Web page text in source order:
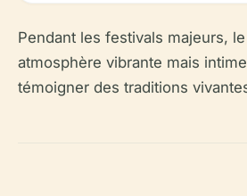
Pendant les festivals majeurs,
atmosphère vibrante mais
témoigner des traditions